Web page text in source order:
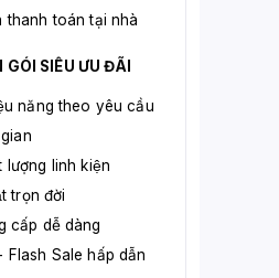
thanh toán tại nhà
GÓI SIÊU ƯU ĐÃI
năng theo yêu cầu
lượng linh kiện
trọn đời
cấp dễ dàng
Flash Sale hấp dẫn